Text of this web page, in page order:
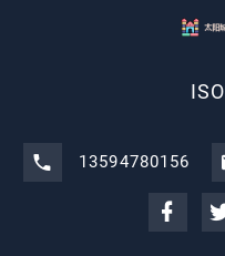
ISO
13594780156